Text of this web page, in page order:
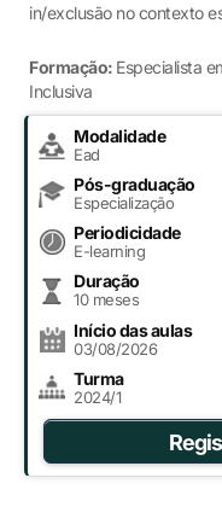
in/exclusão no contexto
Formação: Especialista
Inclusiva
Modalidade
Ead
Pós-graduação
Especialização
Periodicidade
E-learning
Duração
10 meses
Início das aulas
03/08/2026
Turma
2024/1